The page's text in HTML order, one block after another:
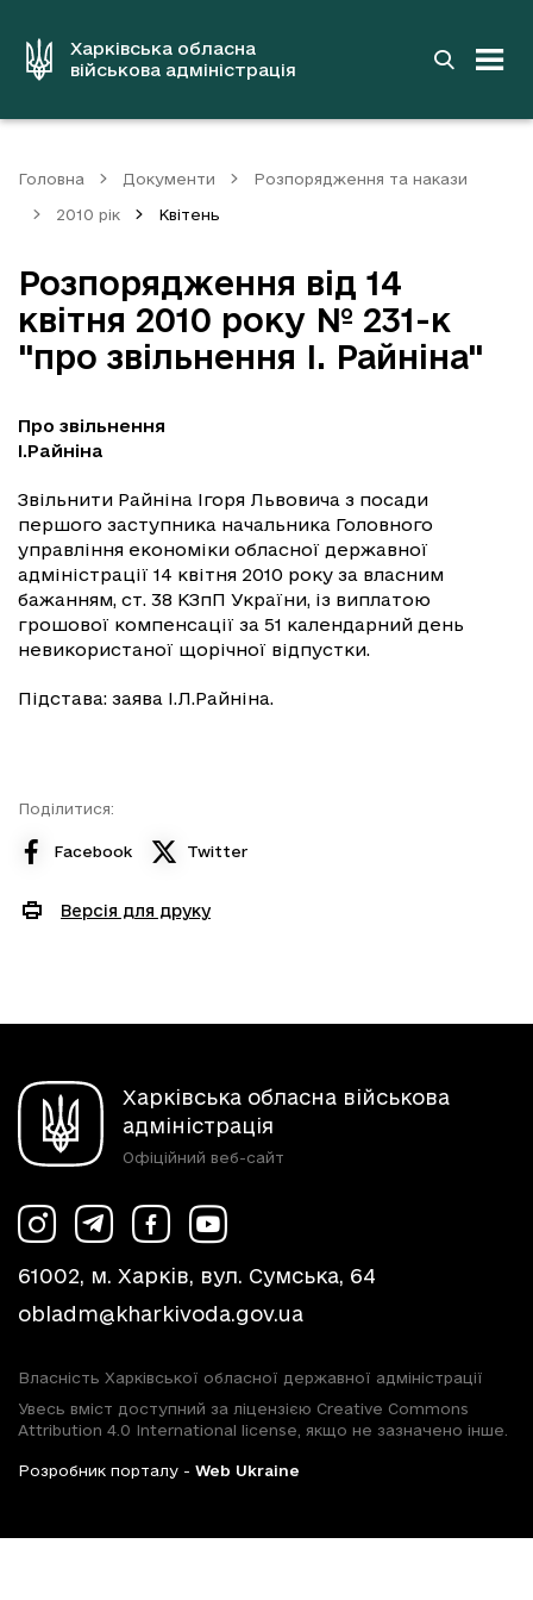
вмістуХарківська обласна
військова адміністрація
Головна Документи Розпорядження та накази
2010 рік Квітень
Розпорядження від 14
квітня 2010 року № 231-к
"про звільнення І. Райніна"
Про звільнення
І.Райніна
Звільнити Райніна Ігоря Львовича з посади
першого заступника начальника Головного
управління економіки обласної державної
адміністрації 14 квітня 2010 року за власним
бажанням, ст. 38 КЗпП України, із виплатою
грошової компенсації за 51 календарний день
невикористаної щорічної відпустки.
Підстава: заява І.Л.Райніна.
Поділитися:
Facebook Twitter
Версія для друку
Харківська обласна військова
адміністрація
Офіційний веб-сайт
61002, м. Харків, вул. Сумська, 64
obladm@kharkivoda.gov.ua
Власність Харківської обласної державної адміністрації
Увесь вміст доступний за ліцензією Creative Commons
Attribution 4.0 International license, якщо не зазначено інше.
Розробник порталу - Web Ukraine